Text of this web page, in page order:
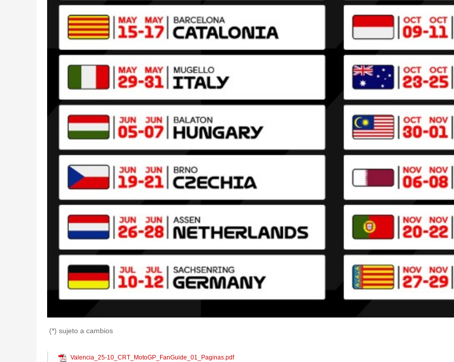
(*) sujeto a cambios
Valencia_25-10_CRT_MotoGP_FanGuide_01_Paginas.pdf